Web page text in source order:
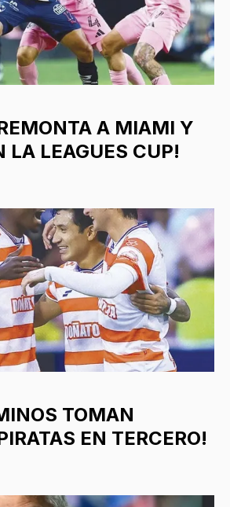
A MIAMI Y
LA LEAGUES CUP!
TOMAN
EN TERCERO!